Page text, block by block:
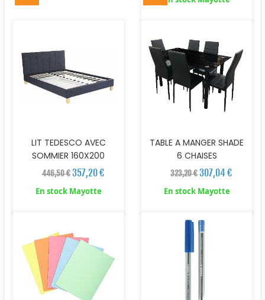
LIT TEDESCO AVEC
SOMMIER 160X200
446,50 € 357,20 €
En stock Mayotte
TABLE A MANGER SHADE
6 CHAISES
323,20 €307,04 €
En stock Mayotte